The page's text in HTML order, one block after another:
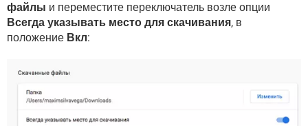
файлы и переместите переключатель возле опции
Всегда указывать место для скачивания, в
положение Вкл: